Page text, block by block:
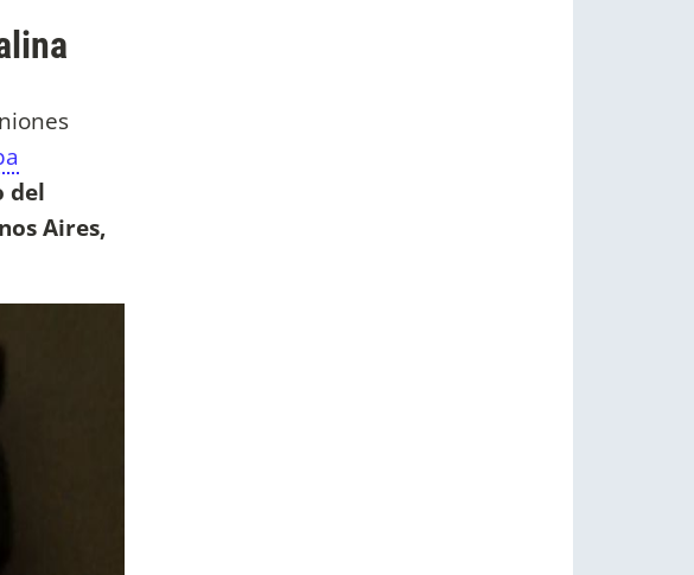
del
Aires,